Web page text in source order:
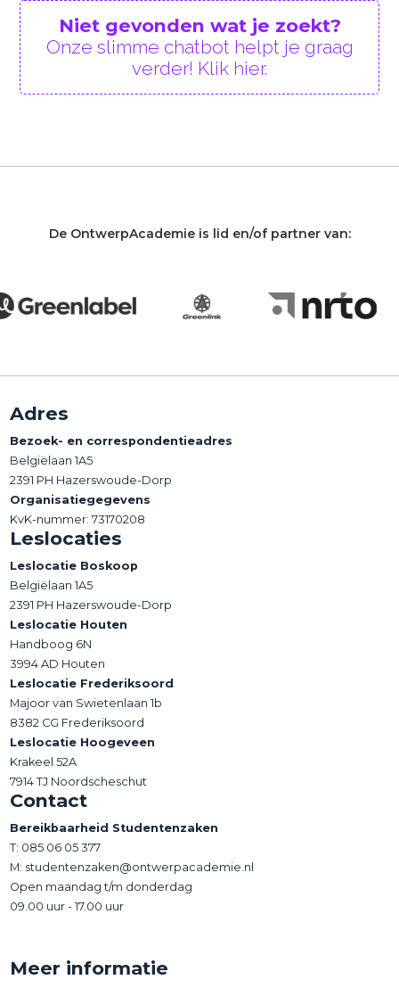
Niet gevonden wat je zoekt?
Onze slimme chatbot helpt je graag
verder! Klik hier.
De OntwerpAcademie is lid en/of partner van:
Adres
Bezoek- en correspondentieadres
Belgiëlaan 1A5
2391 PH Hazerswoude-Dorp
Organisatiegegevens
KvK-nummer: 73170208
Leslocaties
Leslocatie Boskoop
Belgiëlaan 1A5
2391 PH Hazerswoude-Dorp
Leslocatie Houten
Handboog 6N
3994 AD Houten
Leslocatie Frederiksoord
Majoor van Swietenlaan 1b
8382 CG Frederiksoord
Leslocatie Hoogeveen
Krakeel 52A
7914 TJ Noordscheschut
Contact
Bereikbaarheid Studentenzaken
T: 085 06 05 377
M: studentenzaken@ontwerpacademie.nl
Open maandag t/m donderdag
09.00 uur - 17.00 uur
Meer informatie